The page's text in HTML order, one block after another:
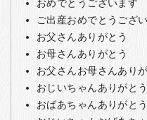
おめでとうございます
ご出産おめでとうござ
お父さんありがとう
お母さんありがとう
お父さんお母さんあり
おじいちゃんありがとう
おばあちゃんありがとう